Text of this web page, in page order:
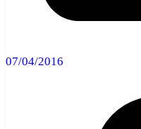
07/04/2016